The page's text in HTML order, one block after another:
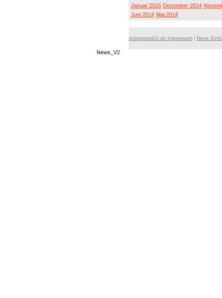
Januar 2015 Dezember 2014
Juni 2014 Mai 2014
solarportal24.de Impressum | Neue
News_V2